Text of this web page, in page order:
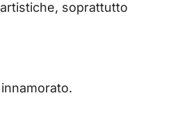
soprattutto